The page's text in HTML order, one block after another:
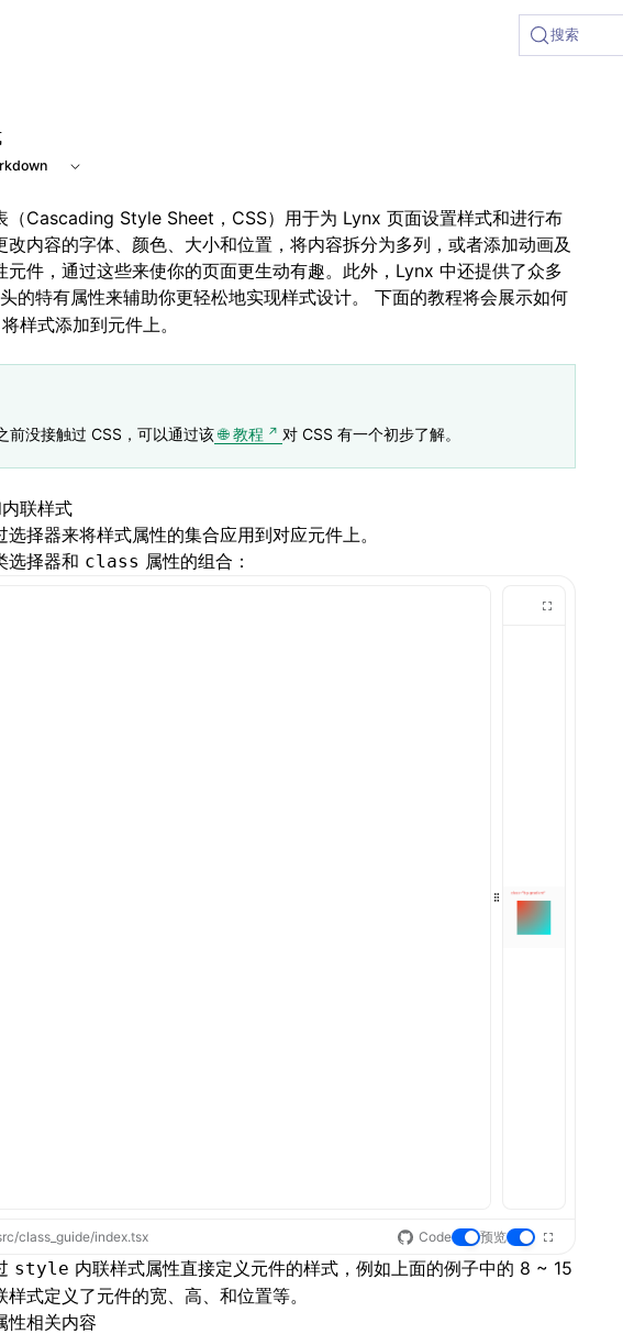
搜索
（Cascading Style Sheet，CSS）用于为 Lynx 页面设置样式和进行布
改内容的字体、颜色、大小和位置，将内容拆分为多列，或者添加动画及
元件，通过这些来使你的页面更生动有趣。此外，Lynx 中还提供了众多
的特有属性来辅助你更轻松地实现样式设计。 下面的教程将会展示如何
样式添加到元件上。
前没接触过 CSS，可以通过该 教程 对 CSS 有一个初步了解。
联样式
选择器来将样式属性的集合应用到对应元件上。
选择器和 class 属性的组合：
class_guide/index.tsx Code 预览
style 内联样式属性直接定义元件的样式，例如上面的例子中的 8 ~ 15
样式定义了元件的宽、高、和位置等。
性相关内容